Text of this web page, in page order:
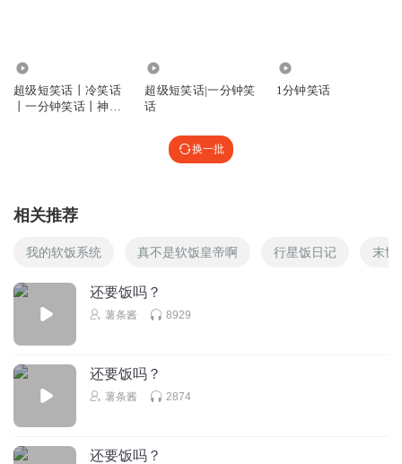
超级短笑话丨冷笑话
丨一分钟笑话丨神回
超级短笑话|一分钟笑
话
1分钟笑话
换一批
相关推荐
我的软饭系统 真不是软饭皇帝啊 行星饭日记 末世
还要饭吗？
薯条酱 8929
还要饭吗？
薯条酱 2874
还要饭吗？